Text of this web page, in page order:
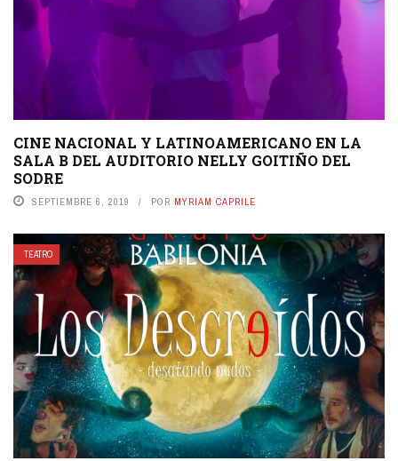
CINE NACIONAL Y LATINOAMERICANO EN LA
SALA B DEL AUDITORIO NELLY GOITIÑO DEL
SODRE
SEPTIEMBRE 6, 2019 POR MYRIAM CAPRILE
TEATRO